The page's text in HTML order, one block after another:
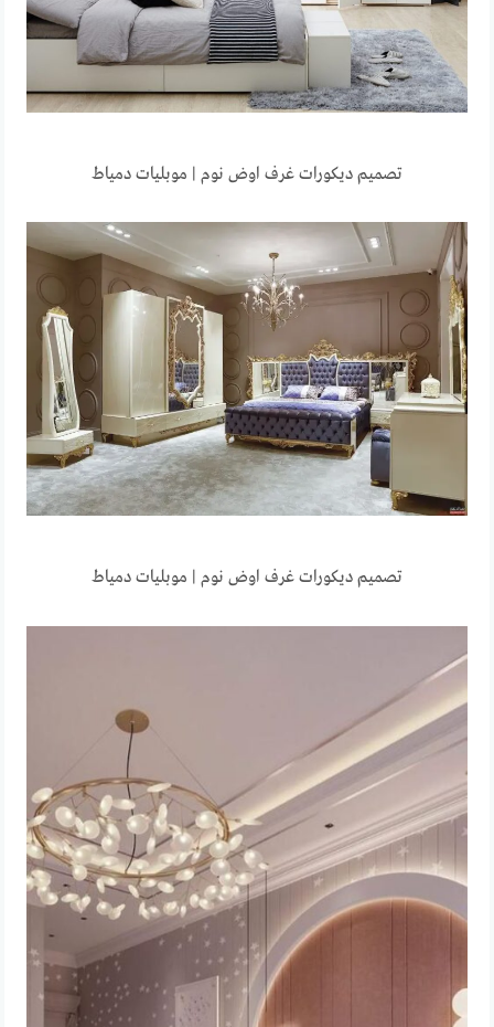
تصميم ديكورات غرف اوض نوم | موبليات دمياط
تصميم ديكورات غرف اوض نوم | موبليات دمياط